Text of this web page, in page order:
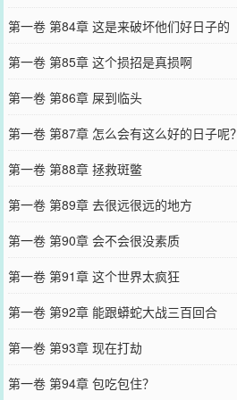
第一卷 第84章 这是来破坏他们好日子的
第一卷 第85章 这个损招是真损啊
第一卷 第86章 屎到临头
第一卷 第87章 怎么会有这么好的日子呢？
第一卷 第88章 拯救斑鳖
第一卷 第89章 去很远很远的地方
第一卷 第90章 会不会很没素质
第一卷 第91章 这个世界太疯狂
第一卷 第92章 能跟蟒蛇大战三百回合
第一卷 第93章 现在打劫
第一卷 第94章 包吃包住？